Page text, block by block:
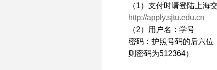
（1）支付时请登陆上海
http://apply.sjtu.edu.cn
（2）用户名：学号
密码：护照号码的后六
则密码为512364）